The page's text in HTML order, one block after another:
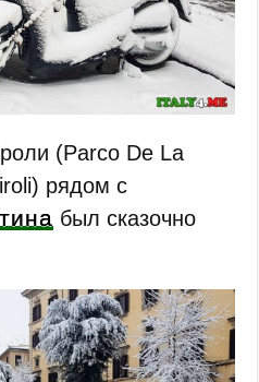
(Parco De La
рядом с
был сказочно